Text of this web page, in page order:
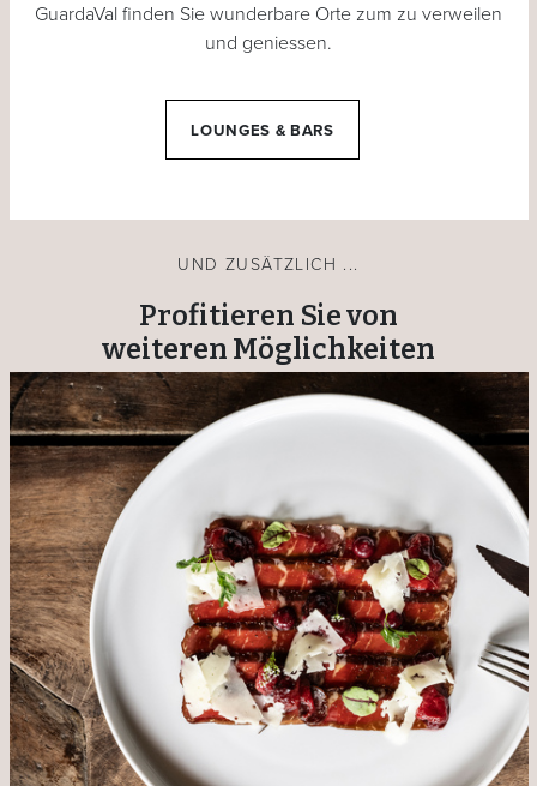
GuardaVal finden Sie wunderbare Orte zum zu verweilen
und geniessen.
LOUNGES & BARS
UND ZUSÄTZLICH ...
Profitieren Sie von
weiteren Möglichkeiten